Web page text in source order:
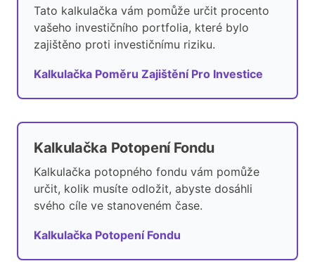
Tato kalkulačka vám pomůže určit procento
vašeho investičního portfolia, které bylo
zajištěno proti investičnímu riziku.
Kalkulačka Poměru Zajištění Pro Investice
Kalkulačka Potopení Fondu
Kalkulačka potopného fondu vám pomůže
určit, kolik musíte odložit, abyste dosáhli
svého cíle ve stanoveném čase.
Kalkulačka Potopení Fondu